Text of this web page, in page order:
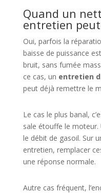
Quand un
entretien
Oui, parfois la
baisse de puissance
bruit, sans fumée
ce cas, un entretien
peut déjà remettre le
Le cas le plus banal,
sale étouffe le
le débit de gasoil. Sur
entretien, remplacer
une réponse normale.
Autre cas fréquent,